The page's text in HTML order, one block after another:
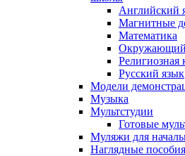
Английский
Магнитные
Математика
Религиозная
Русский язык
Модели
Музыка
Мультстудии
Готовые
Муляжи для
Наглядные пособия